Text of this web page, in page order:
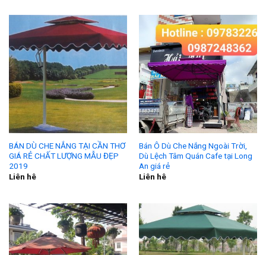
BÁN DÙ CHE NẮNG TẠI CẦN THƠ
GIÁ RẺ CHẤT LƯỢNG MẪU ĐẸP
2019
Liên hê
Bán Ô Dù Che Nắng Ngoài Trời,
Dù Lệch Tâm Quán Cafe tại Long
An giá rẻ
Liên hê